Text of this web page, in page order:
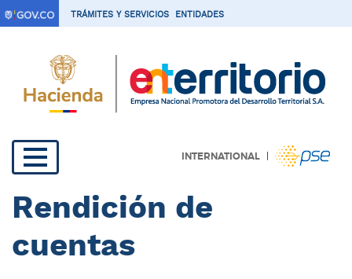
P
a
TRÁMITES Y SERVICIOS ENTIDADES
INTERNATIONAL |
Navegación
principal
Rendición de
cuentas